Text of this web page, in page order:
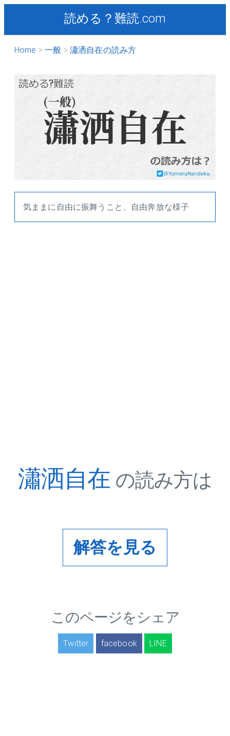
読める？難読.com
Home 一般 瀟洒自在の読み方
気ままに自由に振舞うこと、自由奔放な様子
瀟洒自在 の読み方は
解答を見る
このページをシェア
Twitter facebook LINE